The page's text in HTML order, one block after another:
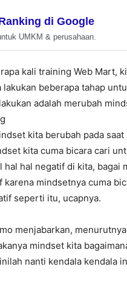
di Google
UMKM & perusahaan.
kali training Web Mart,
beberapa tahap
adalah merubah
kita berubah pada
kita cuma bicara cari
hal hal negatif di kita, bagai
karena mindsetnya cuma
seperti itu, ucapnya.
menjabarkan,
mindset kita
nanti kendala kendala